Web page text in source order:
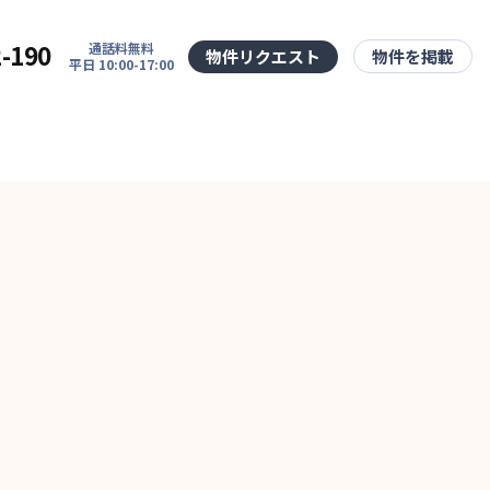
190
通話料無料
平日 10:00-17:00
物件リクエスト 物件を掲載